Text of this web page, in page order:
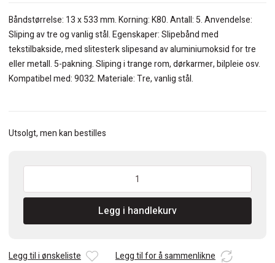
var:
kr 186.
er:
kr 149.
Båndstørrelse: 13 x 533 mm. Korning: K80. Antall: 5. Anvendelse:
Sliping av tre og vanlig stål. Egenskaper: Slipebånd med
tekstilbakside, med slitesterk slipesand av aluminiumoksid for tre
eller metall. 5-pakning. Sliping i trange rom, dørkarmer, bilpleie osv.
Kompatibel med: 9032. Materiale: Tre, vanlig stål.
Utsolgt, men kan bestilles
43343
13x533mm
antall
Legg i handlekurv
Legg til i ønskeliste Legg til for å sammenlikne